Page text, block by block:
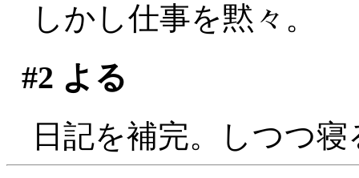
しかし仕事を黙々。
#2 よる
日記を補完。しつつ